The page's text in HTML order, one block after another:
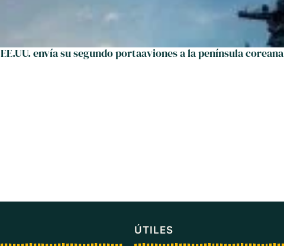
EE.UU. envía su segundo portaaviones a la península coreana
ÚTILES